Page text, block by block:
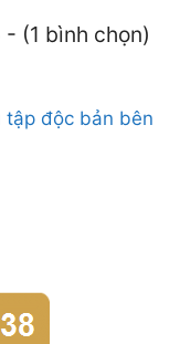
(1 bình chọn)
tập độc bản bên